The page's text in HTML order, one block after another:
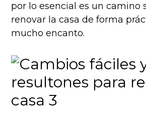
por lo esencial es un camino
renovar la casa de forma
mucho encanto.